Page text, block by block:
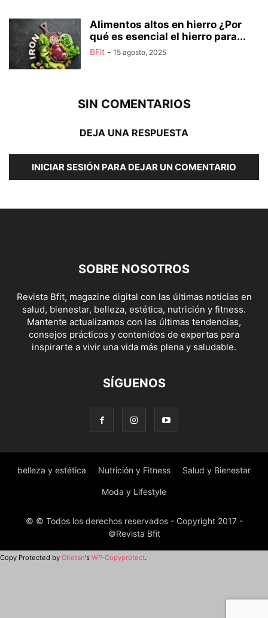
Alimentos altos en hierro ¿Por
qué es esencial el hierro para...
BFit - 15 agosto, 2025
SIN COMENTARIOS
DEJA UNA RESPUESTA
INICIAR SESIÓN PARA DEJAR UN COMENTARIO
SOBRE NOSOTROS
Revista Bfit, magazine digital con las últimas noticias en
salud, bienestar, belleza, estética, nutrición y fitness.
Mantente actualizamos con las últimas tendencias,
consejos prácticos y contenidos de expertas para
inspirarte a vivir una vida más plena y saludable.
SÍGUENOS
belleza y estética Nutrición y Fitness Salud y Bienestar
Moda y Lifestyle
© © Todos los derechos reservados - Copyright 2017 -
©Revista Bfit
Copy Protected by Chetan's WP-Copyprotect.